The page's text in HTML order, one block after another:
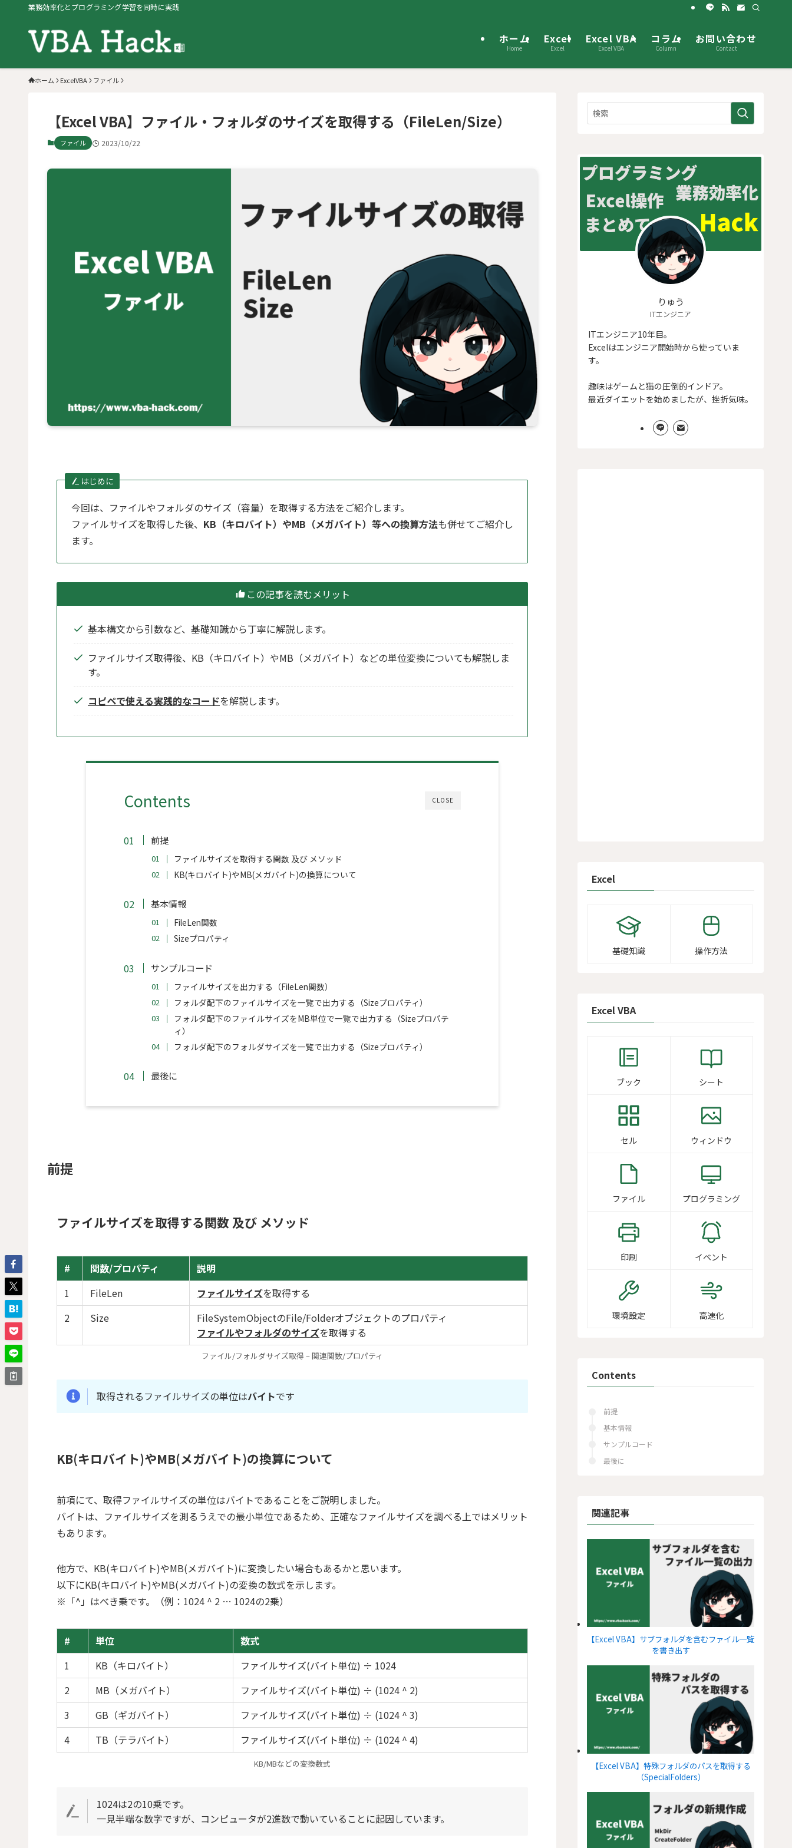
業務効率化とプログラミング学習を同時に実践
ホーム
Home
Excel
Excel
Excel VBA
Excel VBA
コラム
Column
お問い合わせ
Contact
ホーム ExcelVBA ファイル
【Excel VBA】ファイル・フォルダのサイズを取得する（FileLen/Size）
ファイル 2023/10/22
はじめに
今回は、ファイルやフォルダのサイズ（容量）を取得する方法をご紹介します。
ファイルサイズを取得した後、 KB（キロバイト）やMB（メガバイト）等への換算方法も併せてご紹介し
ます。
この記事を読むメリット
基本構文から引数など、基礎知識から丁寧に解説します。
ファイルサイズ取得後、KB（キロバイト）やMB（メガバイト）などの単位変換についても解説しま
す。
コピペで使える実践的なコードを解説します。
CLOSE
Contents
前提
ファイルサイズを取得する関数 及び メソッド
KB(キロバイト)やMB(メガバイト)の換算について
基本情報
FileLen関数
Sizeプロパティ
サンプルコード
ファイルサイズを出力する（FileLen関数）
フォルダ配下のファイルサイズを一覧で出力する（Sizeプロパティ）
フォルダ配下のファイルサイズをMB単位で一覧で出力する（Sizeプロパテ
ィ）
フォルダ配下のフォルダサイズを一覧で出力する（Sizeプロパティ）
最後に
前提
ファイルサイズを取得する関数 及び メソッド
# 関数/プロパティ
説明
1
FileLen ファイルサイズを取得する
2
Size
FileSystemObjectのFile/Folderオブジェクトのプロパティ
ファイルやフォルダのサイズを取得する
ファイル/フォルダサイズ取得 – 関連関数/プロパティ
取得されるファイルサイズの単位はバイトです
KB(キロバイト)やMB(メガバイト)の換算について
前項にて、取得ファイルサイズの単位はバイトであることをご説明しました。
バイトは、ファイルサイズを測るうえでの最小単位であるため、正確なファイルサイズを調べる上ではメリット
もあります。
他方で、KB(キロバイト)やMB(メガバイト)に変換したい場合もあるかと思います。
以下にKB(キロバイト)やMB(メガバイト)の変換の数式を示します。
※「^」はべき乗です。（例：1024 ^ 2 … 1024の2乗）
# 単位
数式
1
KB（キロバイト）
ファイルサイズ(バイト単位) ÷ 1024
2
MB（メガバイト）
ファイルサイズ(バイト単位) ÷ (1024 ^ 2)
3
GB（ギガバイト）
ファイルサイズ(バイト単位) ÷ (1024 ^ 3)
4
TB（テラバイト） ファイルサイズ(バイト単位) ÷ (1024 ^ 4)
KB/MBなどの変換数式
1024は2の10乗です。
一見半端な数字ですが、コンピュータが2進数で動いていることに起因しています。
りゅう
ITエンジニア
ITエンジニア10年目。
Excelはエンジニア開始時から使っていま
す。
趣味はゲームと猫の圧倒的インドア。
最近ダイエットを始めましたが、挫折気味。
Excel
基礎知識 操作方法
Excel VBA
ブック シート
セル ウィンドウ
ファイル プログラミング
印刷 イベント
環境設定 高速化
Contents
前提
基本情報
サンプルコード
最後に
関連記事
【Excel VBA】サブフォルダを含むファイル一覧
を書き出す
【Excel VBA】特殊フォルダのパスを取得する
（SpecialFolders）